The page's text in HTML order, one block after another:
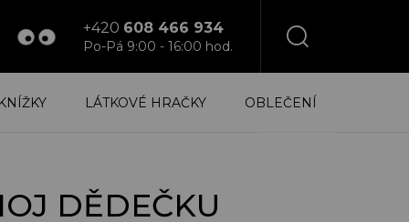
+420 608 466 934
Po-Pá 9:00 - 16:00 hod.
KOŠÍK
LÁTKOVÉ HRAČKY OBLEČENÍ
DĚDEČKU